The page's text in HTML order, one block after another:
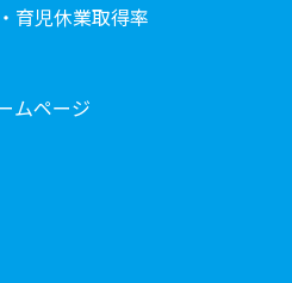
育児休業取得率
ムページ